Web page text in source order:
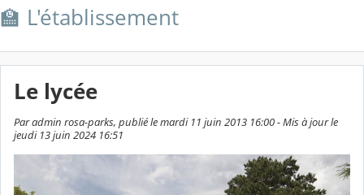
🏫 L'établissement
Le lycée
Par admin rosa-parks, publié le mardi 11 juin 2013 16:00 - Mis à jour le
jeudi 13 juin 2024 16:51